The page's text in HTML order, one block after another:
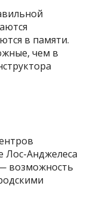
в памяти.
чем в
Лос-Анджелеса
возможность